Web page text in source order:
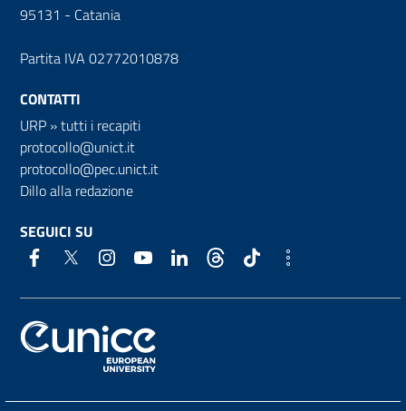
95131 - Catania
Partita IVA 02772010878
CONTATTI
URP »tutti i recapiti
protocollo@unict.it
protocollo@pec.unict.it
Dillo alla redazione
SEGUICI SU